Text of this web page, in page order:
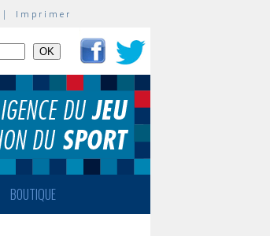
| Imprimer
BOUTIQUE